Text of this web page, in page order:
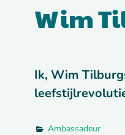
Wim
Ik, Wim
Ambassadeur